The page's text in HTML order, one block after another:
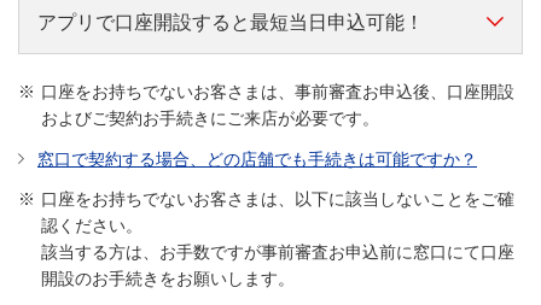
アプリで口座開設すると最短当日申込可能！
当行に普通預金口座をお持ちであれば原則来店不要
口座開設（*）はアプリでカンタン！
口座開設はこちら
事前審査申し込み”前”に口座開設のお手続きをお願いし
口座をお持ちでないお客さまは、事前審査お申込後、口座開設
およびご契約お手続きにご来店が必要です。
窓口で契約する場合、どの店舗でも手続きは可能ですか？
口座をお持ちでないお客さまは、以下に該当しないことをご確
認ください。
該当する方は、お手数ですが事前審査お申込前に窓口にて口座
開設のお手続きをお願いします。